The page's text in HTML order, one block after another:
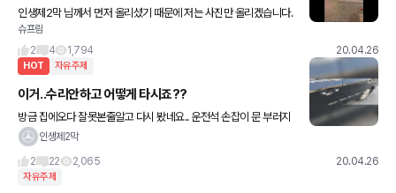
인생제2막 님께서 먼저 올리셨기 때문에 저는 사진만 올리겠습니다.
자세한 내용은 인생님글에서 확인 바랍니다. 사진은 유튜브에서 캡쳐
했습니다.
슈프림
2
4 1,794 20.04.26
HOT 자유주제
이거..수리안하고 어떻게 타시죠??
방금 집에오다 잘못본줄알고 다시 봤네요.. 운전석 손잡이 문 부러지
면 어떻게 타나요?? 뒷좌석열어 안에서 앞좌석 문 열어야 탈수있는
인생제2막
2
22 2,065 20.04.26
자유주제